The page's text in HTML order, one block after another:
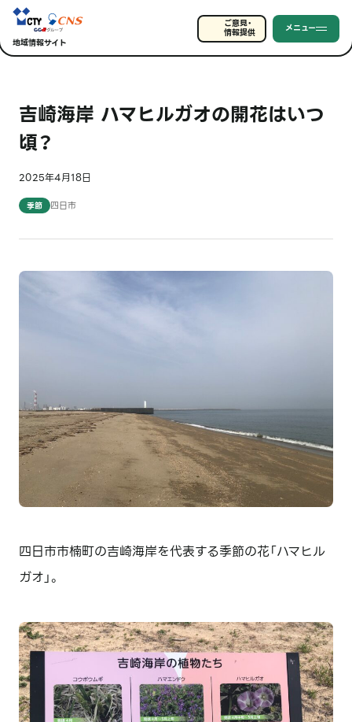
地域情報サイト
ご意見・
情報提供 メニュー
吉崎海岸 ハマヒルガオの開花はいつ
頃？
2025年4月18日
季節 四日市
四日市市楠町の吉崎海岸を代表する季節の花「ハマヒル
ガオ」。